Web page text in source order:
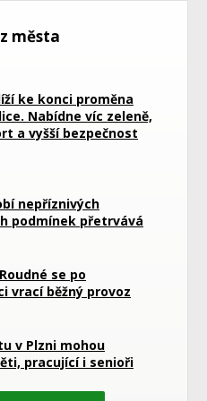
města
ke konci proměna
Nabídne víc zeleně,
a vyšší bezpečnost
nepříznivých
podmínek přetrvává
se po
vrací běžný provoz
v Plzni mohou
pracující i senioři